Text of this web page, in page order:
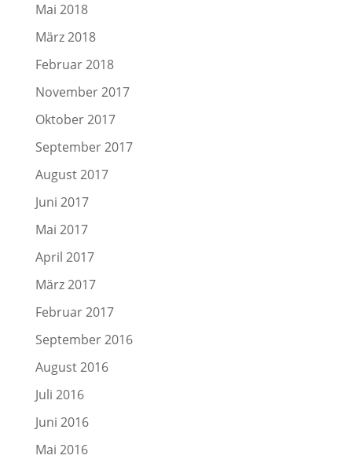
Mai 2018
März 2018
Februar 2018
November 2017
Oktober 2017
September 2017
August 2017
Juni 2017
Mai 2017
April 2017
März 2017
Februar 2017
September 2016
August 2016
Juli 2016
Juni 2016
Mai 2016